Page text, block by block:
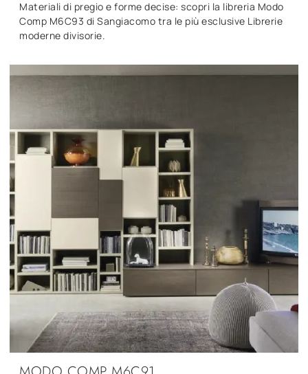
Materiali di pregio e forme decise: scopri la libreria Modo
Comp M6C93 di Sangiacomo tra le più esclusive Librerie
moderne divisorie.